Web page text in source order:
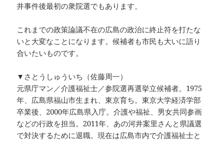
井事件後最初の衆院選でもあります。
これまでの政策論議不在の広島の政治に終止符を打たな
いと大変なことになります。候補者も市民も大いに語り
合いたいものです。
▼さとうしゅういち（佐藤周一）
元県庁マン／介護福祉士／参院選再選挙立候補者。1975
年、広島県福山市生まれ、東京育ち。東京大学経済学部
卒業後、2000年広島県入庁。介護や福祉、男女共同参画
などの行政を担当。2011年、あの河井案里さんと県議選
で対決するために退職。現在は広島市内で介護福祉士と